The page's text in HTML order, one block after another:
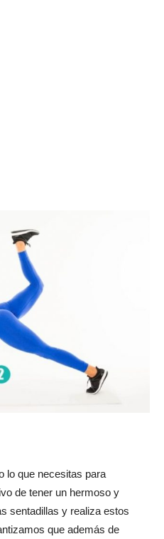
lo que necesitas para
de tener un hermoso y
sentadillas y realiza estos
que además de